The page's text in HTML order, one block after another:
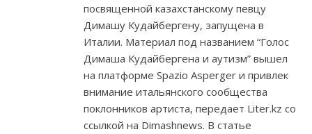
посвященной казахстанскому певцу
Димашу Кудайбергену, запущена в
Италии. Материал под названием “Голос
Димаша Кудайбергена и аутизм” вышел
на платформе Spazio Asperger и привлек
внимание итальянского сообщества
поклонников артиста, передает Liter.kz со
ссылкой на Dimashnews. В статье